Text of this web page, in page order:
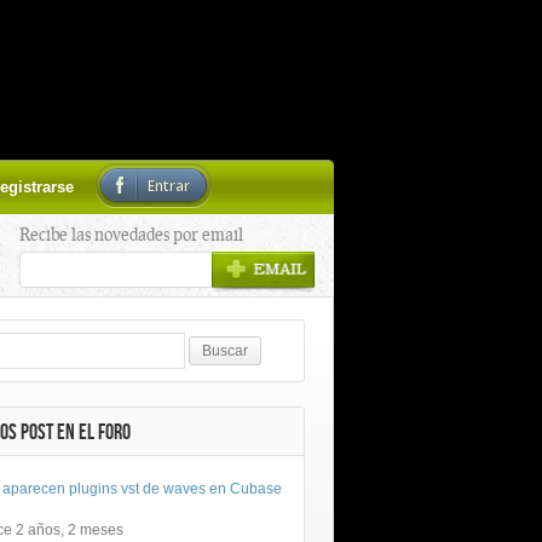
Entrar
Recibe las novedades por email
POST EN EL FORO
aparecen plugins vst de waves en Cubase
2 años, 2 meses